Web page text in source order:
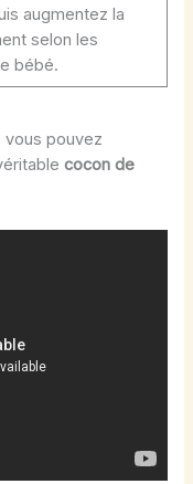
augmentez la
selon les
bébé.
vous pouvez
cocon de